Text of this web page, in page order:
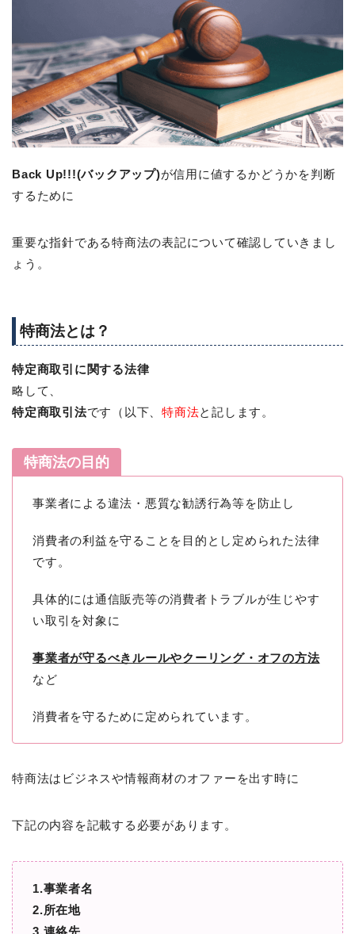
Back Up!!!(バックアップ)が信用に値するかどうかを判断
するために
重要な指針である特商法の表記について確認していきまし
ょう。
特商法とは？
特定商取引に関する法律
略して、
特定商取引法です（以下、特商法と記します。
特商法の目的
事業者による違法・悪質な勧誘行為等を防止し
消費者の利益を守ることを目的とし定められた法律
です。
具体的には通信販売等の消費者トラブルが生じやす
い取引を対象に
事業者が守るべきルールやクーリング・オフの方法
など
消費者を守るために定められています。
特商法はビジネスや情報商材のオファーを出す時に
下記の内容を記載する必要があります。
1.事業者名
2.所在地